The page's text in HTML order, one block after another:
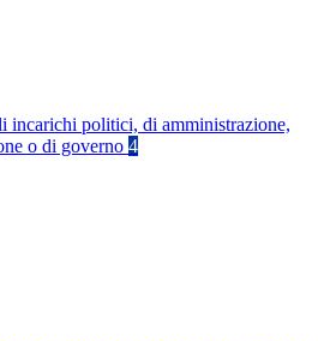
incarichi politici, di amministrazione,
o di governo 4